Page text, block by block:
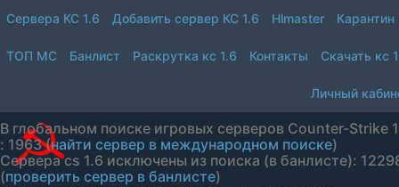
Сервера КС 1.6 Добавить сервер КС 1.6 Hlmaster Карантин
ТОП МС Банлист Раскрутка кс 1.6 Контакты Скачать кс
Личный
В глобальном поиске игровых серверов Counter-Strike
: 1963 (найти сервер в международном поиске)
Сервера cs 1.6 исключены из поиска (в банлисте):
(проверить сервер в банлисте)